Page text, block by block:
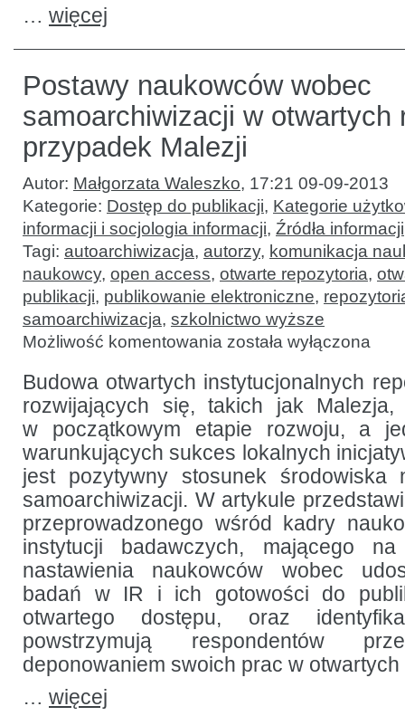
… więcej
Postawy naukowców wobec
samoarchiwizacji w otwartych
przypadek Malezji
Autor: Małgorzata Waleszko, 17:21 09-09-2013
Kategorie: Dostęp do publikacji, Kategorie
informacji i socjologia informacji, Źródła informacji
Tagi: autoarchiwizacja, autorzy, komunikacja
naukowcy, open access, otwarte repozytoria,
publikacji, publikowanie elektroniczne,
samoarchiwizacja, szkolnictwo wyższe
Możliwość komentowania Postawy
naukowców
samoarchiwizacji
w otwartych
repozytoriach:
przypadek
Malezji
została wyłączona
Budowa otwartych instytucjonalnych
rozwijających się, takich jak
w początkowym etapie rozwoju, a
warunkujących sukces lokalnych
jest pozytywny stosunek środowiska
samoarchiwizacji. W artykule
przeprowadzonego wśród kadry
instytucji badawczych, mającego
nastawienia naukowców wobec
badań w IR i ich gotowości do
otwartego dostępu, oraz
powstrzymują respondentów
deponowaniem swoich prac w
… więcej